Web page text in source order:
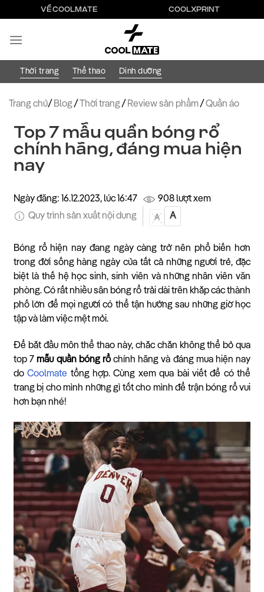
qua
nội
VỀ COOLMATE COOLXPRINT
Thời trang Thể thao Dinh dưỡng
Trang chủ/ Blog/ Thời trang/ Review sản phẩm/Quần áo
Top 7 mẫu quần bóng rổ
chính hãng, đáng mua hiện
nay
Ngày đăng: 16.12.2023, lúc 16:47
908 lượt xem
Quy trình sản xuất nội dung
A A
Bóng rổ hiện nay đang ngày càng trở nên phổ biến hơn
trong đời sống hàng ngày của tất cả những người trẻ, đặc
biệt là thế hệ học sinh, sinh viên và những nhân viên văn
phòng. Có rất nhiều sân bóng rổ trải dài trên khắp các thành
phố lớn để mọi người có thể tận hưởng sau những giờ học
tập và làm việc mệt mỏi.
Để bắt đầu môn thể thao này, chắc chắn không thể bỏ qua
top 7 mẫu quần bóng rổchính hãng và đáng mua hiện nay
doCoolmate tổng hợp. Cùng xem qua bài viết để có thể
trang bị cho mình những gì tốt cho mình để trận bóng rổ vui
hơn bạn nhé!